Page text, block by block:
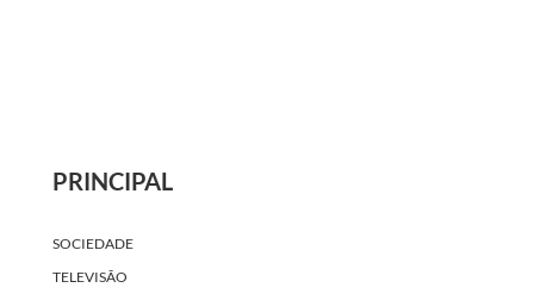
PRINCIPAL
SOCIEDADE
TELEVISÃO